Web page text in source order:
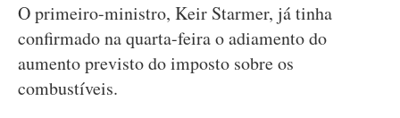
O primeiro-ministro, Keir Starmer, já tinha
confirmado na quarta-feira o adiamento do
aumento previsto do imposto sobre os
combustíveis.